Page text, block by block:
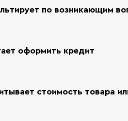
по возникающим
оформить кредит
стоимость товара